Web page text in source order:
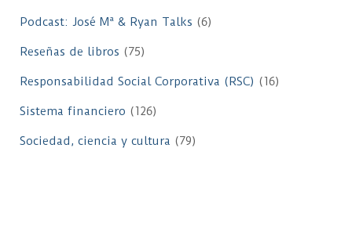
Podcast: José Mª & Ryan Talks (6)
Reseñas de libros (75)
Responsabilidad Social Corporativa (RSC) (16)
Sistema financiero (126)
Sociedad, ciencia y cultura (79)